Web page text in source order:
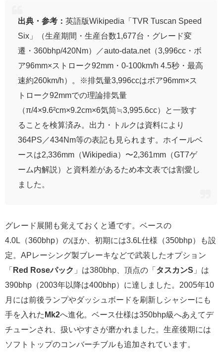
出典・参考： 英語版Wikipedia「TVR Tuscan Speed
Six」（生産期間・生産台数1,677台・グレード変
遷・360bhp/420Nm）／auto-data.net（3,996cc・ボ
ア96mm×ストローク92mm・0-100km/h 4.5秒・最高
速約260km/h）。※排気量3,996ccはボア96mm×ス
トローク92mmでの理論排気量
（π/4×9.6²cm×9.2cm×6気筒≒3,995.6cc）と一致す
ることを検算済み。出力・トルクは資料により
364PS／434Nm等の表記も見られます。ホイールベ
ースは2,336mm（Wikipedia）〜2,361mm（GT7ゲ
ーム内解説）と資料差があるため本文表では割愛し
ました。
グレード展開も覚えておくと通です。ベースの
4.0L（360bhp）のほか、初期には3.6L仕様（350bhp）も設
定。APレーシング製ブレーキなどで武装したオプション
「 Red Roseパック 」は380bhp、頂点の「 タスカンS 」は
390bhp（2003年以降は400bhp）に達しました。2005年10
月には前後ランプやダッシュボードを刷新しシャシーにも
手を入れた Mk2へ進化。ベース仕様は350bhp級へあえてデ
チューンされ、扱いやすさが磨かれました。生産後期には
ソフトトップのコンバーチブルも追加されています。